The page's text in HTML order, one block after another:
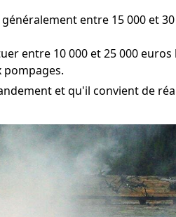
entre 15 000 et
entre 10 000 et 25 000
et qu'il convient de